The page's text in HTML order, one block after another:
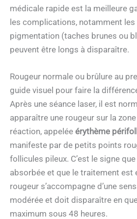
médicale rapide est la meilleure
les complications, notamment
pigmentation (taches brunes ou
peuvent être longs à disparaître.
Rougeur normale ou brûlure au
guide visuel pour faire la
Après une séance laser, il est
apparaître une rougeur sur la
réaction, appelée érythème
manifeste par de petits points
follicules pileux. C’est le signe
absorbée et que le traitement est
rougeur s’accompagne d’une
modérée et doit disparaître en
maximum sous 48 heures.